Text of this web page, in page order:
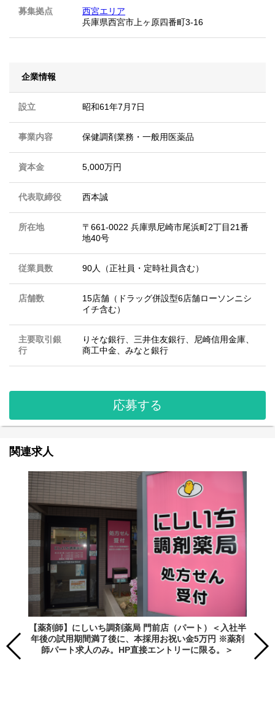
募集拠点
西宮エリア
兵庫県西宮市上ヶ原四番町3-16
企業情報
設立 昭和61年7月7日
事業内容 保健調剤業務・一般用医薬品
資本金 5,000万円
代表取締役 西本誠
所在地
〒661-0022 兵庫県尼崎市尾浜町2丁目21番
地40号
従業員数 90人（正社員・定時社員含む）
店舗数
15店舗（ドラッグ併設型6店舗ローソンニシ
イチ含む）
主要取引銀
行
りそな銀行、三井住友銀行、尼崎信用金庫、
商工中金、みなと銀行
応募する
関連求人
【薬剤師】にしいち調剤薬局 門前店（パート）＜入社半
年後の試用期間満了後に、本採用お祝い金5万円 ※薬剤
師パート求人のみ。HP直接エントリーに限る。＞